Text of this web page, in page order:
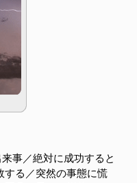
事／絶対に成功すると
する／突然の事態に慌